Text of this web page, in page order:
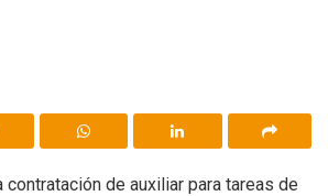
contratación de auxiliar para tareas de